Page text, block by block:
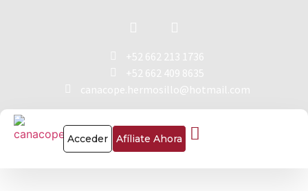
+52 662 213 1736
+52 662 409 8635
canacope.hermosillo@hotmail.com
Acceder Afíliate Ahora